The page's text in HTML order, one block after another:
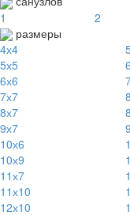
1
2
размеры
4х4
5х5
6х6
7х7
8х7
9х7
10х6
10х9
11х7
11х10
12х10